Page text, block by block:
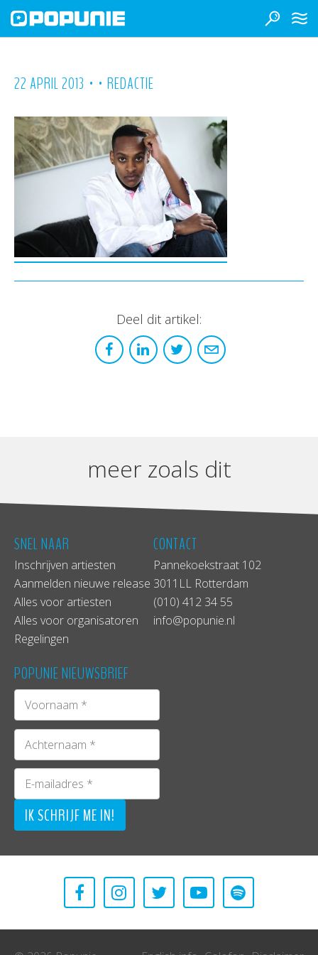
22 APRIL 2013 • • REDACTIE
Deel dit artikel:
meer zoals dit
SNEL NAAR
Inschrijven artiesten
Aanmelden nieuwe release
Alles voor artiesten
Alles voor organisatoren
Regelingen
CONTACT
Pannekoekstraat 102
3011LL Rotterdam
(010) 412 34 55
info@popunie.nl
POPUNIE NIEUWSBRIEF